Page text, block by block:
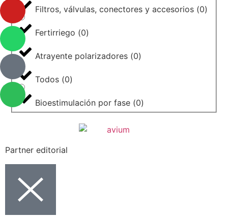
Filtros, válvulas, conectores y accesorios (0)
Fertirriego (0)
Atrayente polarizadores (0)
Todos (0)
Bioestimulación por fase (0)
Partner editorial